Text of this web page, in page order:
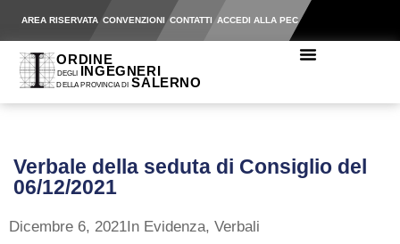
AREA RISERVATA CONVENZIONI CONTATTI ACCEDI ALLA PEC
Verbale della seduta di Consiglio del
06/12/2021
Dicembre 6, 2021In Evidenza, Verbali